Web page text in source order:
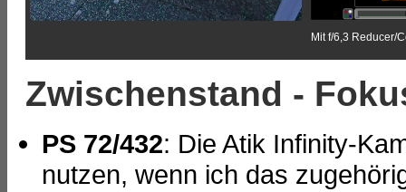
Mit f/6,3 Reducer/
Zwischenstand -
PS 72/432: Die Atik Infinity-
nutzen, wenn ich das